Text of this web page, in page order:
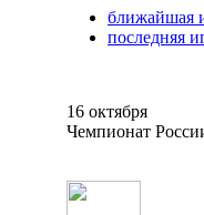
ближайшая
последняя
16 октября
Чемпионат